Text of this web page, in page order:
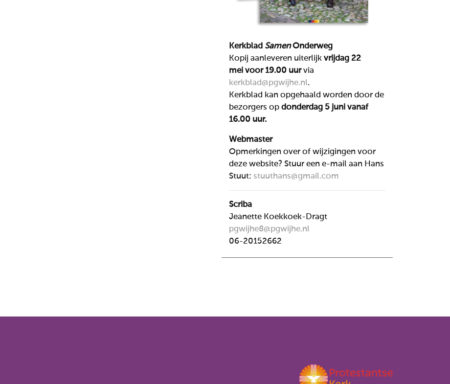
Kerkblad SamenOnderweg
Kopij aanleveren uiterlijk vrijdag 22
mei voor 19.00 uurvia
kerkblad@pgwijhe.nl.
Kerkblad kan opgehaald worden door de
bezorgers op donderdag 5 juni vanaf
16.00 uur.
Webmaster
Opmerkingen over of wijzigingen voor
deze website? Stuur een e-mail aan Hans
Stuut: stuuthans@gmail.com
Scriba
Jeanette Koekkoek-Dragt
pgwijhe8@pgwijhe.nl
06-20152662